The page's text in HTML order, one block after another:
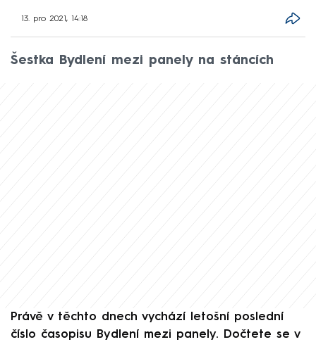
13. pro 2021, 14:18
Šestka Bydlení mezi panely na stáncích
Právě v těchto dnech vychází letošní poslední
číslo časopisu Bydlení mezi panely. Dočtete se v